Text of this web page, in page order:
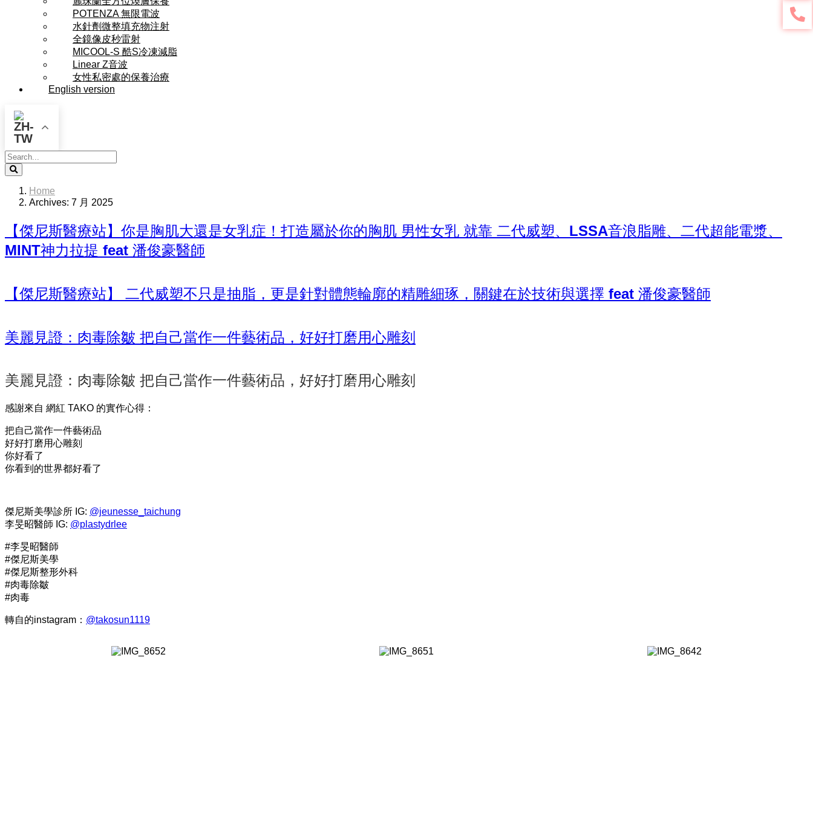
POTENZA 無限電波
水針劑微整填充物注射
全鏡像皮秒雷射
MICOOL-S 酷S冷凍減脂
Linear Z音波
女性私密處的保養治療
English version
Search
Home
Archives: 7 月 2025
【傑尼斯醫療站】你是胸肌大還是女乳症！打造屬於你的胸肌 男性女乳 就靠 二代威塑、LSSA音浪脂雕、二代超能電漿、
MINT神力拉提 feat 潘俊豪醫師
【傑尼斯醫療站】 二代威塑不只是抽脂，更是針對體態輪廓的精雕細琢，關鍵在於技術與選擇 feat 潘俊豪醫師
美麗見證：肉毒除皺 把自己當作一件藝術品，好好打磨用心雕刻
美麗見證：肉毒除皺 把自己當作一件藝術品，好好打磨用心雕刻
感謝來自 網紅 TAKO 的實作心得：
把自己當作一件藝術品
好好打磨用心雕刻
你好看了
你看到的世界都好看了
傑尼斯美學診所 IG: @jeunesse_taichung
李旻昭醫師 IG: @plastydrlee
#李旻昭醫師
#傑尼斯美學
#傑尼斯整形外科
#肉毒除皺
#肉毒
轉自的instagram： @takosun1119